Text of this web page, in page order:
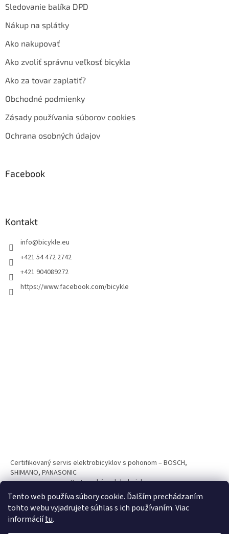
Tento web používa súbory cookie. Ďalším prechádzaním
tohto webu vyjadrujete súhlas s ich používaním. Viac
informáciítu.
Sledovanie balíka DPD
Nákup na splátky
Ako nakupovať
Ako zvoliť správnu veľkosť bicykla
Ako za tovar zaplatiť?
Obchodné podmienky
Zásady používania súborov cookies
Ochrana osobných údajov
Facebook
Kontakt
info@bicykle.eu
+421 54 472 2742
+421 904089272
https://www.facebook.com/bicykle
Certifikovaný servis elektrobicyklov s pohonom – BOSCH,
SHIMANO, PANASONIC
Partnerský web hokejshop.eu